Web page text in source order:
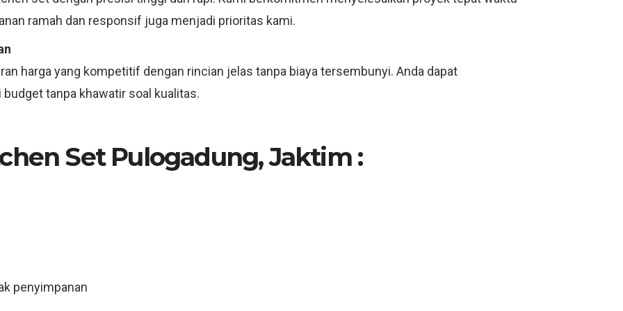
ramah dan responsif juga menjadi prioritas kami.
harga yang kompetitif dengan rincian jelas tanpa biaya tersembunyi. Anda dapat
tanpa khawatir soal kualitas.
Set Pulogadung, Jaktim :
penyimpanan